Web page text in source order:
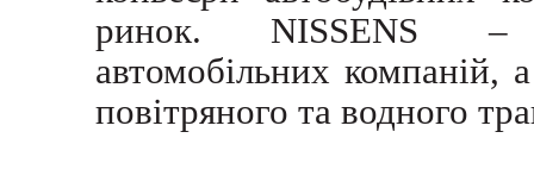
ринок. NISSENS –
автомобільних компаній,
повітряного та водного